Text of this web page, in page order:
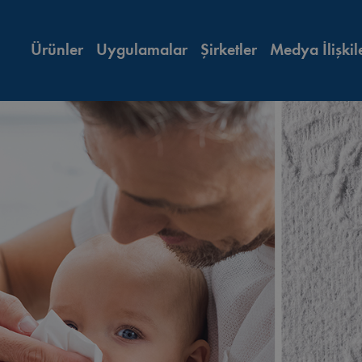
Ürünler Uygulamalar Şirketler Medya